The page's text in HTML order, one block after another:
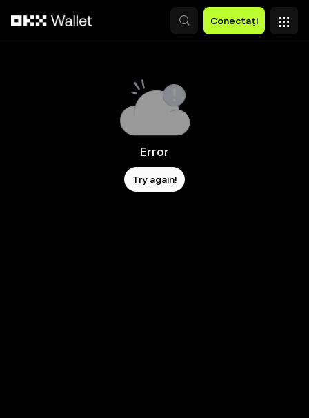
Conectați
Error
Try again!